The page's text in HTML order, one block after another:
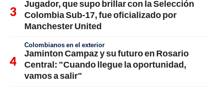
Jugador, que supo brillar con la Selección
Colombia Sub-17, fue oficializado por
Manchester United
Colombianos en el exterior
Jaminton Campaz y su futuro en Rosario
Central: "Cuando llegue la oportunidad,
vamos a salir"